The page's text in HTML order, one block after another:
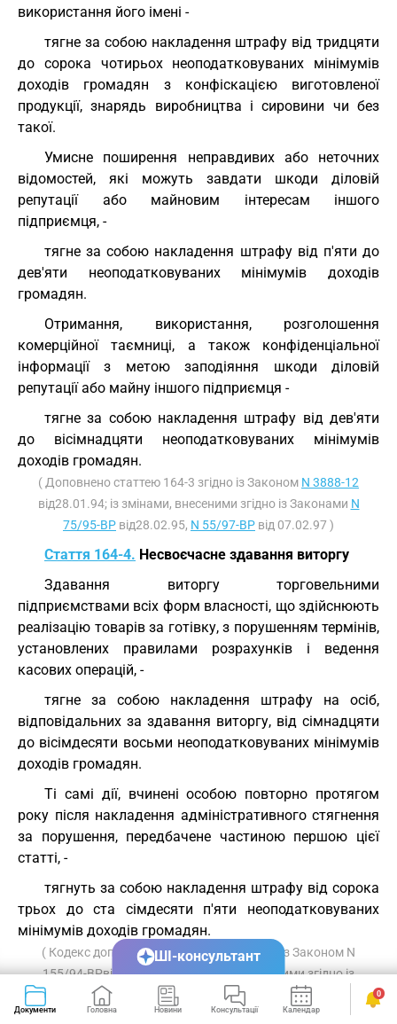
використання його імені -
тягне за собою накладення штрафу від тридцяти
до сорока чотирьох неоподатковуваних мінімумів
доходів громадян з конфіскацією виготовленої
продукції, знарядь виробництва і сировини чи без
такої.
Умисне поширення неправдивих або неточних
відомостей, які можуть завдати шкоди діловій
репутації або майновим інтересам іншого
підприємця, -
тягне за собою накладення штрафу від п'яти до
дев'яти неоподатковуваних мінімумів доходів
громадян.
Отримання, використання, розголошення
комерційної таємниці, а також конфіденціальної
інформації з метою заподіяння шкоди діловій
репутації або майну іншого підприємця -
тягне за собою накладення штрафу від дев'яти
до вісімнадцяти неоподатковуваних мінімумів
доходів громадян.
( Доповнено статтею 164-3 згідно із Законом N 3888-12
від28.01.94; із змінами, внесеними згідно із Законами N
75/95-ВР від28.02.95, N 55/97-ВР від 07.02.97 )
Стаття 164-4. Несвоєчасне здавання виторгу
Здавання виторгу торговельними
підприємствами всіх форм власності, що здійснюють
реалізацію товарів за готівку, з порушенням термінів,
установлених правилами розрахунків і ведення
касових операцій, -
тягне за собою накладення штрафу на осіб,
відповідальних за здавання виторгу, від сімнадцяти
до вісімдесяти восьми неоподатковуваних мінімумів
доходів громадян.
Ті самі дії, вчинені особою повторно протягом
року після накладення адміністративного стягнення
за порушення, передбачене частиною першою цієї
статті, -
тягнуть за собою накладення штрафу від сорока
трьох до ста сімдесяти п'яти неоподатковуваних
мінімумів доходів громадян.
( Кодекс доповнено статтею 164-4 згідно із Законом N
155/94-ВРвід 29.07.94, із змінами, внесеними згідно із
Законом N 328/96-ВРвід 12.07.96 )
Документи Головна Новини Консультації Календар Сервіси
0
ШІ-консультант